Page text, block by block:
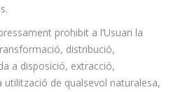
prohibit a l’Usuari la
distribució,
a disposició, extracció,
de qualsevol naturalesa,